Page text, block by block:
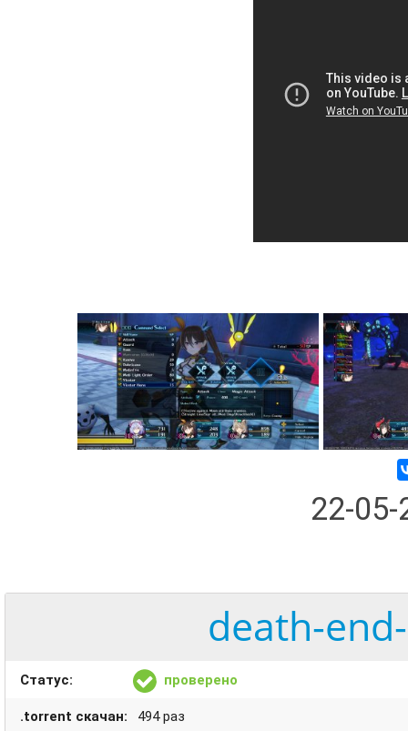
22-
death-
Статус: проверено
.torrent скачан: 494 раз